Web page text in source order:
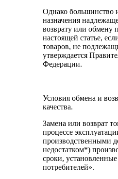
Однако большинство
назначения
возврату или обмену
настоящей статье,
товаров, не
утверждается
Федерации.
Условия обмена и
качества.
Замена или возврат
процессе
производственными
недостатком*)
сроки,
потребителей».